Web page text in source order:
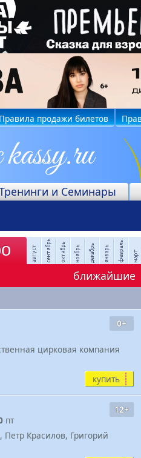
продажи билетов
и Семинары
ближайшие
0+
цирковая компания
купить
12+
пт
Красилов, Григорий